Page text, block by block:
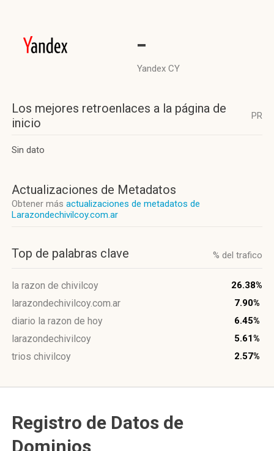
-
Yandex CY
Los mejores retroenlaces a la página de
inicio
PR
Sin dato
Actualizaciones de Metadatos
Obtener más actualizaciones de metadatos de
Larazondechivilcoy.com.ar
Top de palabras clave % del trafico
la razon de chivilcoy 26.38%
larazondechivilcoy.com.ar 7.90%
diario la razon de hoy 6.45%
larazondechivilcoy 5.61%
trios chivilcoy 2.57%
Registro de Datos de
Dominios